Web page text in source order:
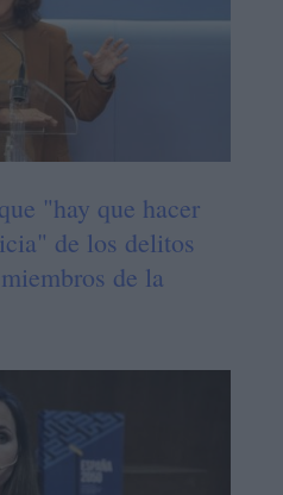
"hay que hacer
de los delitos
de la